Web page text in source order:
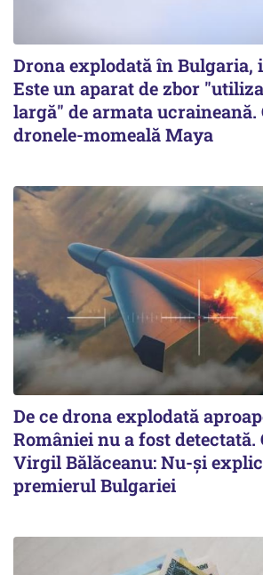
Drona explodată în Bulgaria,
Este un aparat de zbor
largă" de armata ucraineană.
dronele-momeală Maya
De ce drona explodată
României nu a fost detectată.
Virgil Bălăceanu: Nu-și
premierul Bulgariei